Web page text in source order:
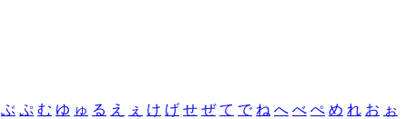
ぶ ぷ む ゆ ゅ る え ぇ け げ せ ぜ て で ね へ べ ぺ め れ お ぉ